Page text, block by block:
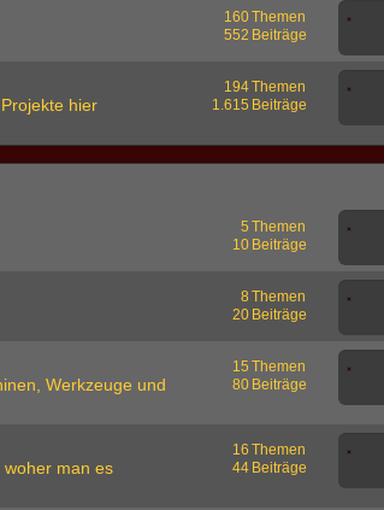
Themen
160
Beiträge
552
hier
Themen
194
Beiträge
1.615
Themen
5
Beiträge
10
Themen
8
Beiträge
20
Werkzeuge und
Themen
15
Beiträge
80
man es
Themen
16
Beiträge
44